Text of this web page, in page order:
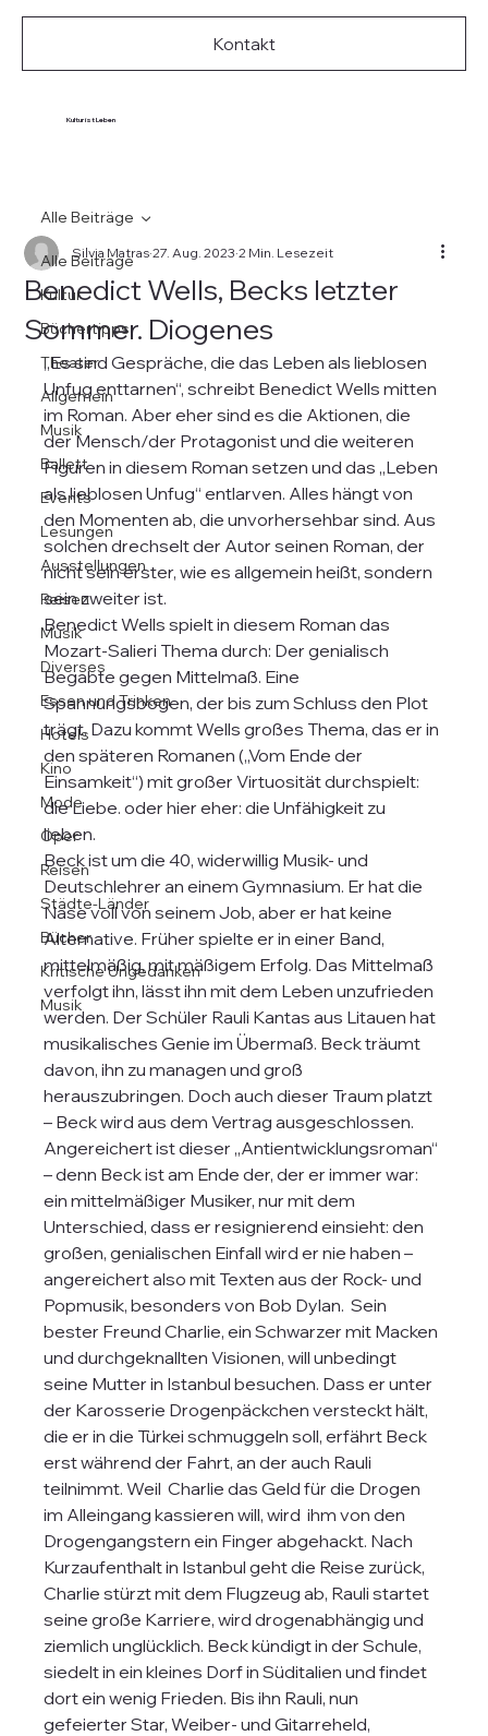
Kultur ist Leben
Kontakt
Alle Beiträge
Kultur
Büchertipps
Theater
Allgemein
Musik
Ballett
Events
Lesungen
Ausstellungen
Reisen
Musik
Diverses
Essen und Trinken
Hotels
Kino
Mode
Oper
Reisen
Städte-Länder
Bücher
Kritische Ungedanken
Musik
Alle Beiträge
Benedict Wells, Becks letzter
Sommer. Diogenes
Silvia Matras 27. Aug. 2023 2 Min. Lesezeit
„Es sind Gespräche, die das Leben als lieblosen
Unfug enttarnen“, schreibt Benedict Wells mitten
im Roman. Aber eher sind es die Aktionen, die
der Mensch/der Protagonist und die weiteren
Figuren in diesem Roman setzen und das „Leben
als lieblosen Unfug“ entlarven. Alles hängt von
den Momenten ab, die unvorhersehbar sind. Aus
solchen drechselt der Autor seinen Roman, der
nicht sein erster, wie es allgemein heißt, sondern
sein zweiter ist.
Benedict Wells spielt in diesem Roman das
Mozart-Salieri Thema durch: Der genialisch
Begabte gegen Mittelmaß. Eine
Spannungsbogen, der bis zum Schluss den Plot
trägt. Dazu kommt Wells großes Thema, das er in
den späteren Romanen („Vom Ende der
Einsamkeit“) mit großer Virtuosität durchspielt:
die Liebe. oder hier eher: die Unfähigkeit zu
lieben.
Beck ist um die 40, widerwillig Musik- und
Deutschlehrer an einem Gymnasium. Er hat die
Nase voll von seinem Job, aber er hat keine
Alternative. Früher spielte er in einer Band,
mittelmäßig, mit mäßigem Erfolg. Das Mittelmaß
verfolgt ihn, lässt ihn mit dem Leben unzufrieden
werden. Der Schüler Rauli Kantas aus Litauen hat
musikalisches Genie im Übermaß. Beck träumt
davon, ihn zu managen und groß
herauszubringen. Doch auch dieser Traum platzt
– Beck wird aus dem Vertrag ausgeschlossen.
Angereichert ist dieser „Antientwicklungsroman“
– denn Beck ist am Ende der, der er immer war:
ein mittelmäßiger Musiker, nur mit dem
Unterschied, dass er resignierend einsieht: den
großen, genialischen Einfall wird er nie haben –
angereichert also mit Texten aus der Rock- und
Popmusik, besonders von Bob Dylan.  Sein
bester Freund Charlie, ein Schwarzer mit Macken
und durchgeknallten Visionen, will unbedingt
seine Mutter in Istanbul besuchen. Dass er unter
der Karosserie Drogenpäckchen versteckt hält,
die er in die Türkei schmuggeln soll, erfährt Beck
erst während der Fahrt, an der auch Rauli
teilnimmt. Weil  Charlie das Geld für die Drogen
im Alleingang kassieren will, wird  ihm von den
Drogengangstern ein Finger abgehackt. Nach
Kurzaufenthalt in Istanbul geht die Reise zurück,
Charlie stürzt mit dem Flugzeug ab, Rauli startet
seine große Karriere, wird drogenabhängig und
ziemlich unglücklich. Beck kündigt in der Schule,
siedelt in ein kleines Dorf in Süditalien und findet
dort ein wenig Frieden. Bis ihn Rauli, nun
gefeierter Star, Weiber- und Gitarreheld,